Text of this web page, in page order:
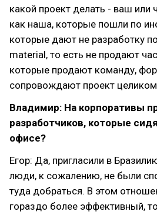
какой проект делать - ваш или
как наша, которые пошли по
которые дают не разработку
material, то есть не продают
которые продают команду,
сопровождают проект
Владимир: На корпоративы
разработчиков, которые
офисе?
Егор: Да, пригласили в
люди, к сожалению, не были
туда добраться. В этом
гораздо более эффективный,